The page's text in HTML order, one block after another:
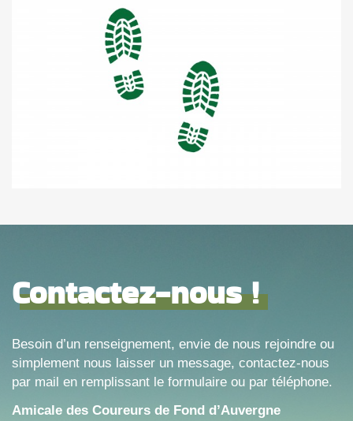
Contactez-nous !
Besoin d’un renseignement, envie de nous rejoindre ou
simplement nous laisser un message, contactez-nous
par mail en remplissant le formulaire ou par téléphone.
Amicale des Coureurs de Fond d’Auvergne